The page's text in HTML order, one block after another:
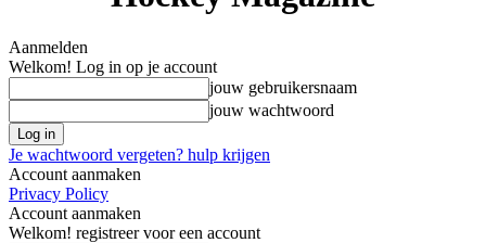
Aanmelden
Welkom! Log in op je account
jouw gebruikersnaam
jouw wachtwoord
Je wachtwoord vergeten? hulp krijgen
Account aanmaken
Privacy Policy
Account aanmaken
Welkom! registreer voor een account